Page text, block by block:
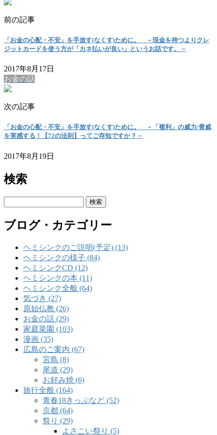
前の記事
「お金の心配・不安」を手放す(なくす)ために。 －現金を持つよりクレ
ジットカードを使う方が「カネ払いが良い」というお話です。－
2017年8月17日
お金の話
次の記事
「お金の心配・不安」を手放す(なくす)ために。 －「複利」の威力/脅威
を実感する！【72の法則】ってご存知ですか？－
2017年8月19日
検索
ブログ・カテゴリー
ヘミシンクのご説明(予定) (13)
ヘミシンクの様子 (84)
ヘミシンクCD (12)
ヘミシンクの本 (11)
ヘミシンク全般 (64)
気づき (27)
原始仏教 (26)
お金の話 (29)
家庭菜園 (103)
漫画 (35)
広島のご案内 (67)
宮島 (8)
尾道 (29)
お好み焼 (6)
旅行全般 (164)
青春18きっぷなど (52)
京都 (64)
祭り (29)
よさこい祭り (5)